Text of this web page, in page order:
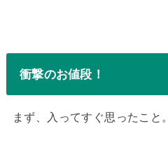
衝撃のお値段！
まず、入ってすぐ思ったこと。